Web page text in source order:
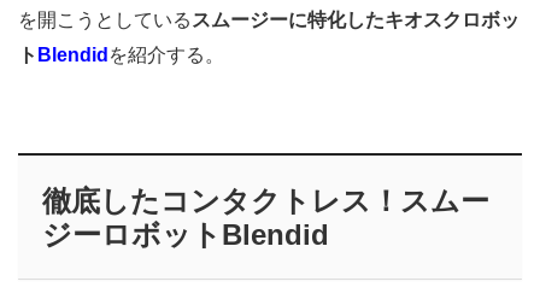
を開こうとしている スムージーに特化したキオスクロボッ
ト Blendid を紹介する。
徹底したコンタクトレス！スムー
ジーロボットBlendid